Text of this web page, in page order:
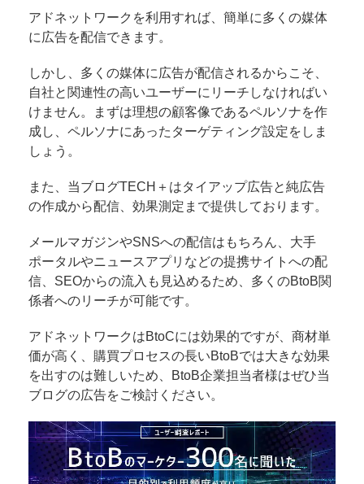
アドネットワークを利用すれば、簡単に多くの媒体
に広告を配信できます。
しかし、多くの媒体に広告が配信されるからこそ、
自社と関連性の高いユーザーにリーチしなければい
けません。まずは理想の顧客像であるペルソナを作
成し、ペルソナにあったターゲティング設定をしま
しょう。
また、当ブログTECH＋はタイアップ広告と純広告
の作成から配信、効果測定まで提供しております。
メールマガジンやSNSへの配信はもちろん、大手
ポータルやニュースアプリなどの提携サイトへの配
信、SEOからの流入も見込めるため、多くのBtoB関
係者へのリーチが可能です。
アドネットワークはBtoCには効果的ですが、商材単
価が高く、購買プロセスの長いBtoBでは大きな効果
を出すのは難しいため、BtoB企業担当者様はぜひ当
ブログの広告をご検討ください。